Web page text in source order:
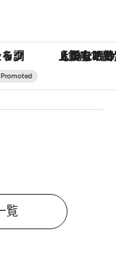
」クルーズ
覧